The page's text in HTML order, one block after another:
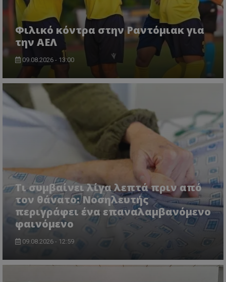
Φιλικό κόντρα στην Ραντόμιακ για
την ΑΕΛ
09.08.2026 - 13:00
Τι συμβαίνει λίγα λεπτά πριν από
τον θάνατο: Νοσηλευτής
περιγράφει ένα επαναλαμβανόμενο
φαινόμενο
09.08.2026 - 12:59